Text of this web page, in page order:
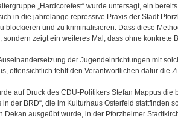
„Hardcorefest“ wurde untersagt, ein
in die jahrelange repressive Praxis der Stadt
blockieren und zu kriminalisieren. Dass diese
sondern zeigt ein weiteres Mal, dass ohne konkrete
der Jugendeinrichtungen mit
offensichtlich fehlt den Verantwortlichen dafür die
auf Druck des CDU-Politikers Stefan Mappus
in der BRD“, die im Kulturhaus Osterfeld stattfinden
Dekan ausgeübt wurde, in der Pforzheimer